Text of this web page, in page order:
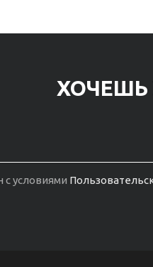
ХОЧЕШЬ
с условиями